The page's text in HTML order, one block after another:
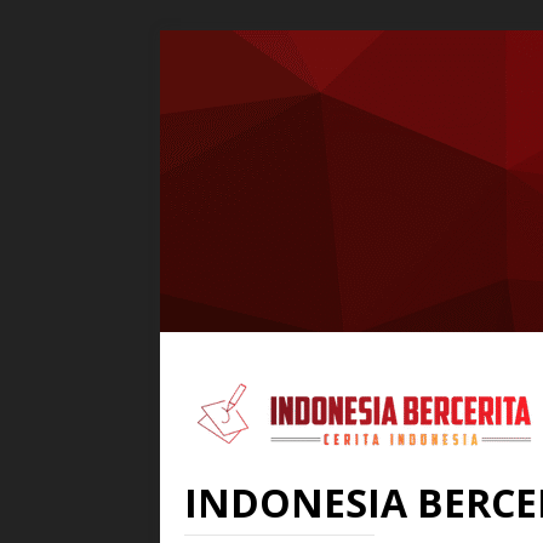
INDONESIA